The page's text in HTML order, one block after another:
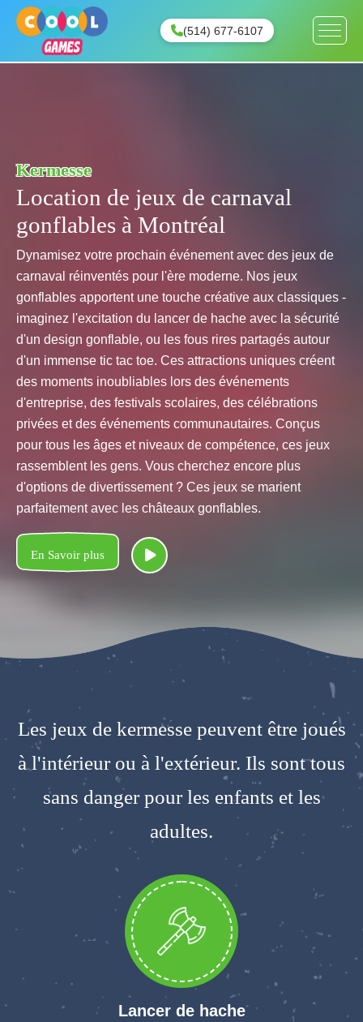
(514) 677-6107
Kermesse
Location de jeux de carnaval
gonflables à Montréal
Dynamisez votre prochain événement avec des jeux de
carnaval réinventés pour l'ère moderne. Nos jeux
gonflables apportent une touche créative aux classiques -
imaginez l'excitation du lancer de hache avec la sécurité
d'un design gonflable, ou les fous rires partagés autour
d'un immense tic tac toe. Ces attractions uniques créent
des moments inoubliables lors des événements
d'entreprise, des festivals scolaires, des célébrations
privées et des événements communautaires. Conçus
pour tous les âges et niveaux de compétence, ces jeux
rassemblent les gens. Vous cherchez encore plus
d'options de divertissement ? Ces jeux se marient
parfaitement avec les châteaux gonflables.
En Savoir plus
Les jeux de kermesse peuvent être joués
à l'intérieur ou à l'extérieur. Ils sont tous
sans danger pour les enfants et les
adultes.
Lancer de hache